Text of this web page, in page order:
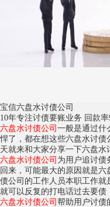
宝信六盘水讨债公司
10年专注讨债要账业务 回款率
六盘水讨债公司 一般是通过什
悍了，都在想这些六盘水讨
天就来和大家分享一下六盘水
六盘水讨债公司 为用户追讨债
回来，可能最大的原因就是
债公司的工作人员本职工作
就可以反复的打电话过去要
六盘水讨债公司 帮助用户讨债